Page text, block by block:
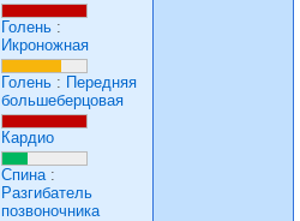
Голень :
Икроножная
Голень : Передняя
большеберцовая
Кардио
Спина:
Разгибатель
позвоночника